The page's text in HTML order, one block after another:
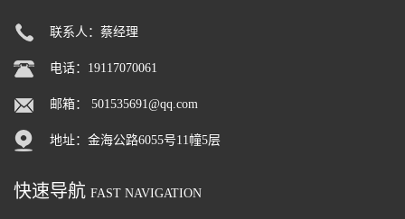
联系人：蔡经理
电话：19117070061
邮箱： 501535691@qq.com
地址：金海公路6055号11幢5层
快速导航 FAST NAVIGATION